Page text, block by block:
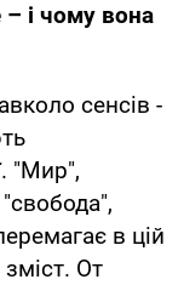
і чому вона
сенсів -
"Мир",
в цій
зміст. От